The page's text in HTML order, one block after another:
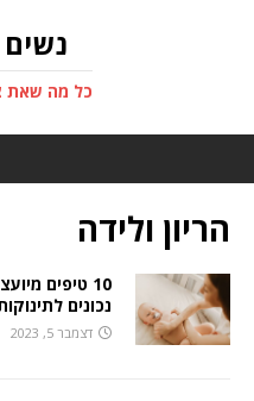
כל מה שאת
הריון ולידה
10 טיפים
נכונים
דצמבר 5, 2023